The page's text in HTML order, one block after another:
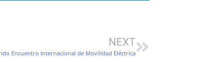
NEXT
Encuentro Internacional de Movilidad Eléctrica